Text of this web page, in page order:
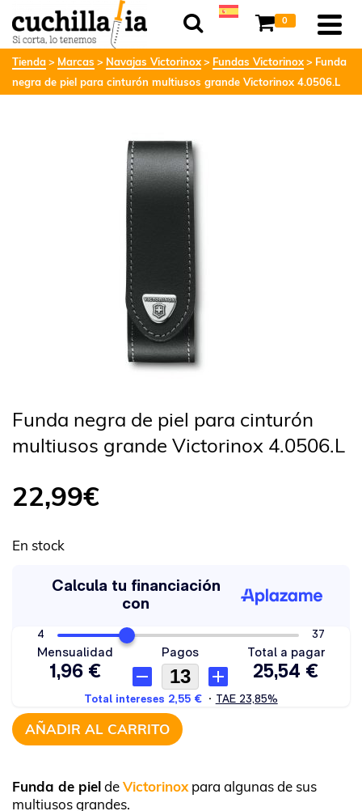
0
Tienda Marcas Navajas Victorinox Fundas Victorinox
Funda
negra de piel para cinturón multiusos grande Victorinox 4.0506.L
Funda negra de piel para cinturón
multiusos grande Victorinox 4.0506.L
22,99€
En stock
AÑADIR AL CARRITO
Funda de pieldeVictorinox para algunas de sus
multiusos grandes.